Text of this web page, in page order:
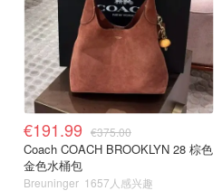
€191.99 €375.00
Coach COACH BROOKLYN 28 棕色
金色水桶包
Breuninger 1657人感兴趣